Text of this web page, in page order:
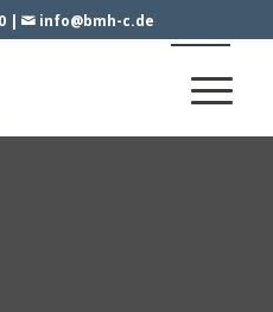
| info@bmh-c.de